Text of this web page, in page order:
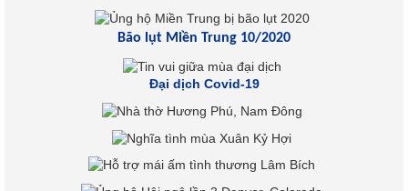
Bão lụt Miền Trung 10/2020
Đại dịch Covid-19